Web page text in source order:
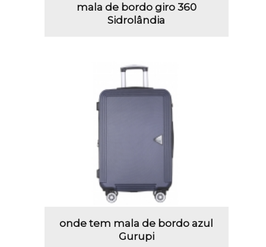
mala de bordo giro 360
Sidrolândia
onde tem mala de bordo azul
Gurupi